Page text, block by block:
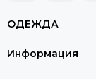
ОДЕЖДА
Информация